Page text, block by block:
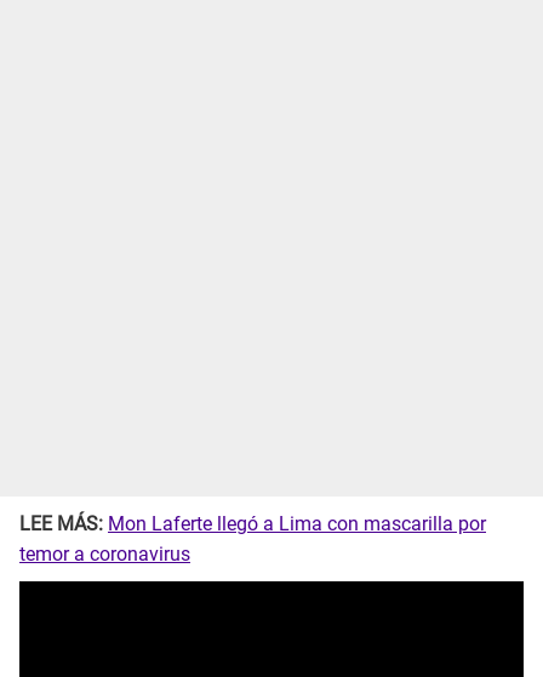
LEE MÁS: Mon Laferte llegó a Lima con mascarilla por
temor a coronavirus